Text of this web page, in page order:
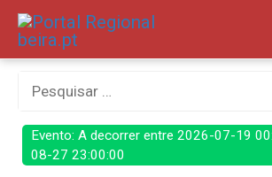
Skip
por:
Evento: A decorrer entre 2026-07-19
08-27 23:00:00